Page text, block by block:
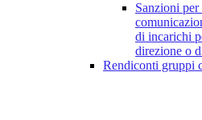
Sanzioni per
di incarichi
direzione o
Rendiconti gruppi